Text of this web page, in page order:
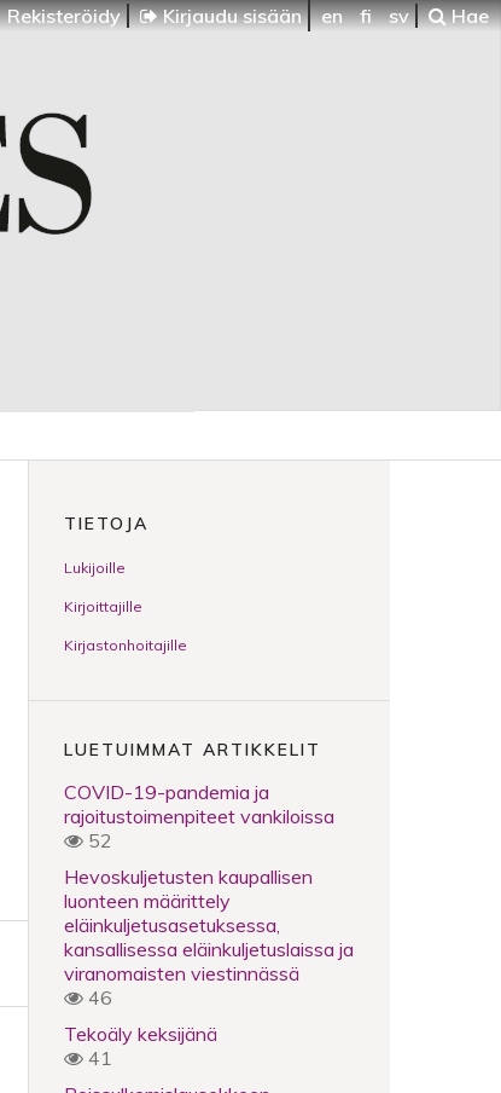
Rekisteröidy Kirjaudu sisään en fi sv Hae
TIETOJA
Lukijoille
Kirjoittajille
Kirjastonhoitajille
LUETUIMMAT ARTIKKELIT
COVID-19-pandemia ja
rajoitustoimenpiteet vankiloissa
52
Hevoskuljetusten kaupallisen
luonteen määrittely
eläinkuljetusasetuksessa,
kansallisessa eläinkuljetuslaissa ja
viranomaisten viestinnässä
46
Tekoäly keksijänä
41